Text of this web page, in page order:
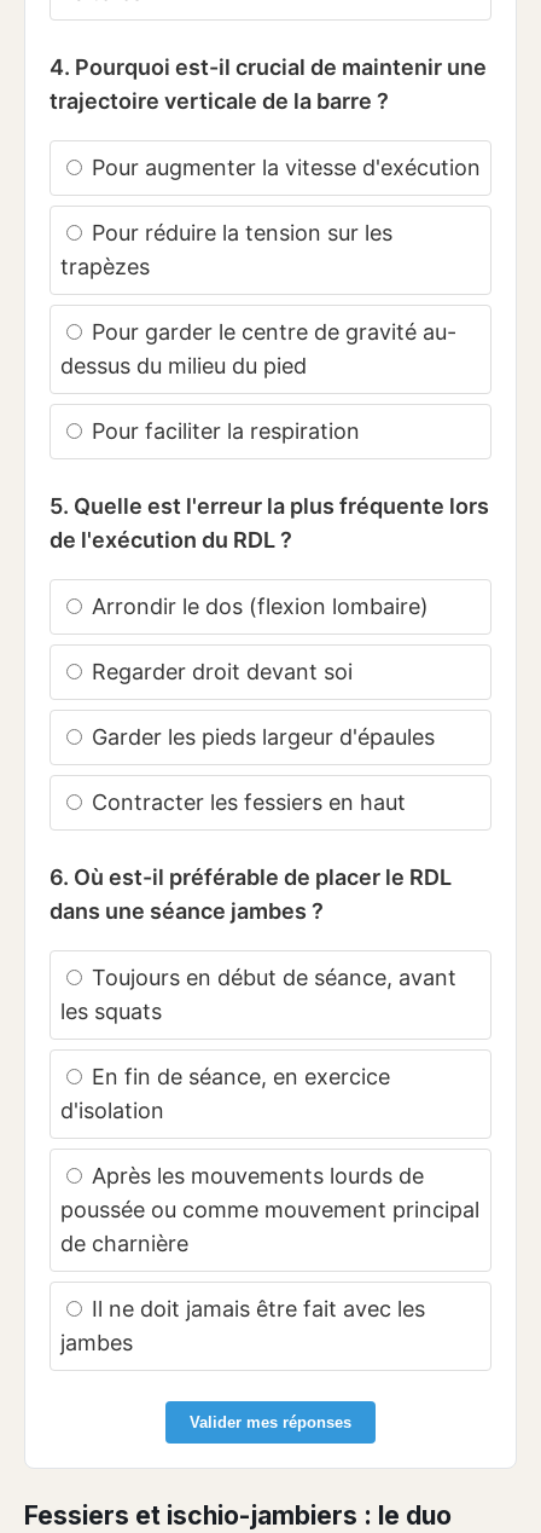
4. Pourquoi est-il crucial de maintenir une
trajectoire verticale de la barre ?
Pour augmenter la vitesse d'exécution
Pour réduire la tension sur les
trapèzes
Pour garder le centre de gravité au-
dessus du milieu du pied
Pour faciliter la respiration
5. Quelle est l'erreur la plus fréquente lors
de l'exécution du RDL ?
Arrondir le dos (flexion lombaire)
Regarder droit devant soi
Garder les pieds largeur d'épaules
Contracter les fessiers en haut
6. Où est-il préférable de placer le RDL
dans une séance jambes ?
Toujours en début de séance, avant
les squats
En fin de séance, en exercice
d'isolation
Après les mouvements lourds de
poussée ou comme mouvement principal
de charnière
Il ne doit jamais être fait avec les
jambes
Valider mes réponses
Fessiers et ischio-jambiers : le duo